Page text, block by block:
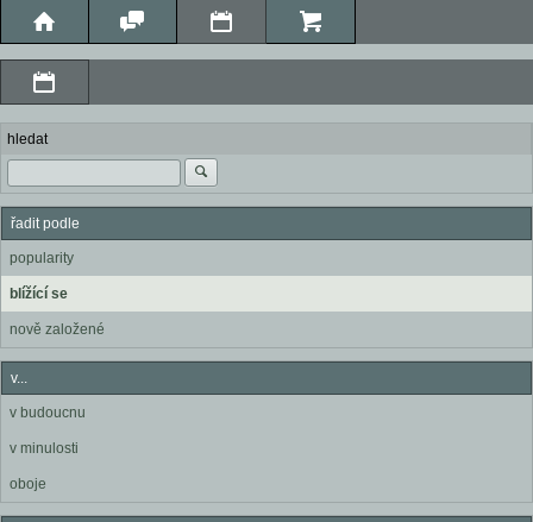
hledat
řadit podle
popularity
blížící se
nově založené
v...
v budoucnu
v minulosti
oboje